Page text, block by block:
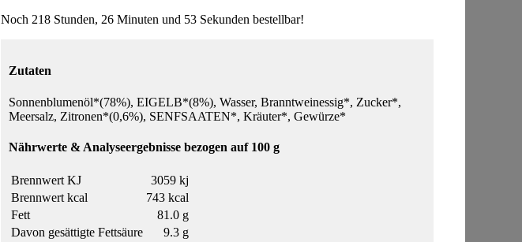
Noch 218 Stunden, 26 Minuten und 53 Sekunden bestellbar!
Zutaten
Sonnenblumenöl*(78%), EIGELB*(8%), Wasser, Branntweinessig*, Zucker*,
Meersalz, Zitronen*(0,6%), SENFSAATEN*, Kräuter*, Gewürze*
Nährwerte & Analyseergebnisse bezogen auf 100 g
Brennwert KJ
3059 kj
Brennwert kcal
743 kcal
Fett
81.0 g
Davon gesättigte Fettsäure
9.3 g